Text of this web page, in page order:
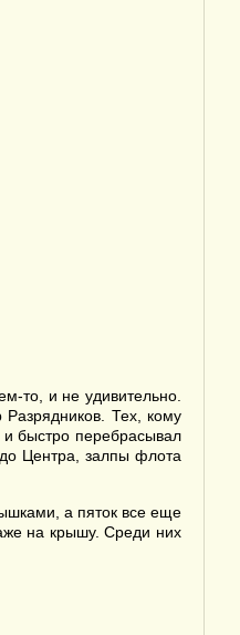
то, и не удивительно.
Тех, кому
быстро перебрасывал
Центра, залпы флота
а пяток все еще
на крышу. Среди них